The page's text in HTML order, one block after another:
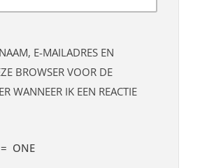
E-MAILADRES EN
BROWSER VOOR DE
WANNEER IK EEN REACTIE
= ONE